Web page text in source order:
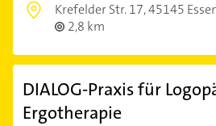
Krefelder Str. 17,45145
2,8 km
DIALOG-Praxis für
Ergotherapie